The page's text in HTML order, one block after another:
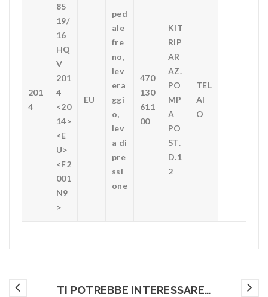
201
4
85
19/
16
HQ
V
201
4
<20
14>
<E
U>
<F2
001
N9
>
EU
ped
ale
fre
no,
lev
era
ggi
o,
lev
a di
pre
ssi
one
470
130
611
00
KIT
RIP
AR
AZ.
PO
MP
A
PO
ST.
D.1
2
TEL
AI
O
TI POTREBBE INTERESSARE…